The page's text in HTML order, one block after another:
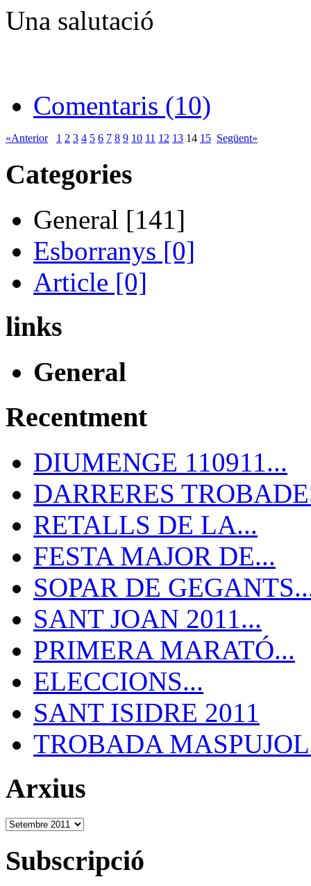
Una salutació
Comentaris (10)
«Anterior 1 2 3 4 5 6 7 8 9 10 11 12 13 14 15 Següent»
Categories
General [141]
Esborranys [0]
Article [0]
links
General
Recentment
DIUMENGE 110911...
DARRERES
RETALLS DE LA...
FESTA MAJOR DE...
SOPAR DE
SANT JOAN 2011...
PRIMERA MARATÓ...
ELECCIONS...
SANT ISIDRE 2011
TROBADA
Arxius
Subscripció